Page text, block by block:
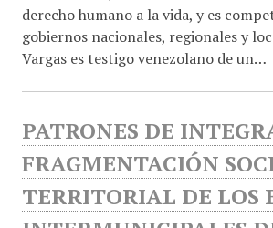
derecho humano a la vida, y es
gobiernos nacionales, regionales y
Vargas es testigo venezolano de un…
PATRONES DE
FRAGMENTACIÓN
TERRITORIAL DE LOS